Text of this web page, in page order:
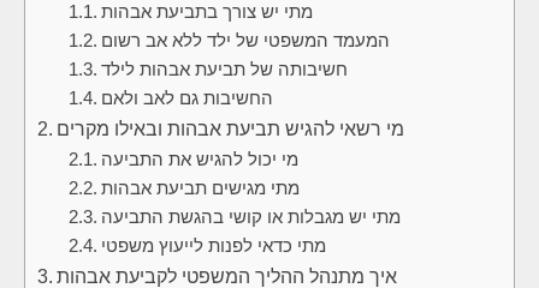
מתי יש צורך בתביעת אבהות
המעמד המשפטי של ילד ללא אב רשום
חשיבותה של תביעת אבהות לילד
החשיבות גם לאב ולאם
מי רשאי להגיש תביעת אבהות ובאילו מקרים
מי יכול להגיש את התביעה
מתי מגישים תביעת אבהות
מתי יש מגבלות או קושי בהגשת התביעה
מתי כדאי לפנות לייעוץ משפטי
איך מתנהל ההליך המשפטי לקביעת אבהות